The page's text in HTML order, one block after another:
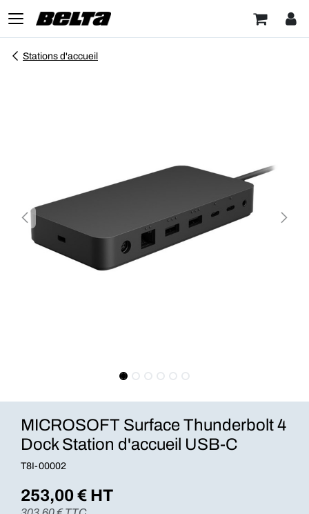
Stations d'accueil
MICROSOFT Surface Thunderbolt 4
Dock Station d'accueil USB-C
T8I-00002
253,00€ HT